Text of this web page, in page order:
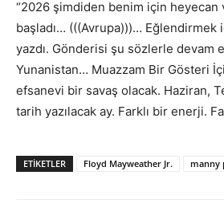
“2026 şimdiden benim için heyecan
başladı… (((Avrupa)))… Eğlendirmek
yazdı. Gönderisi şu sözlerle devam
Yunanistan… Muazzam Bir Gösteri
efsanevi bir savaş olacak. Haziran,
tarih yazılacak ay. Farklı bir enerji.
ETIKETLER Floyd Mayweather Jr. manny